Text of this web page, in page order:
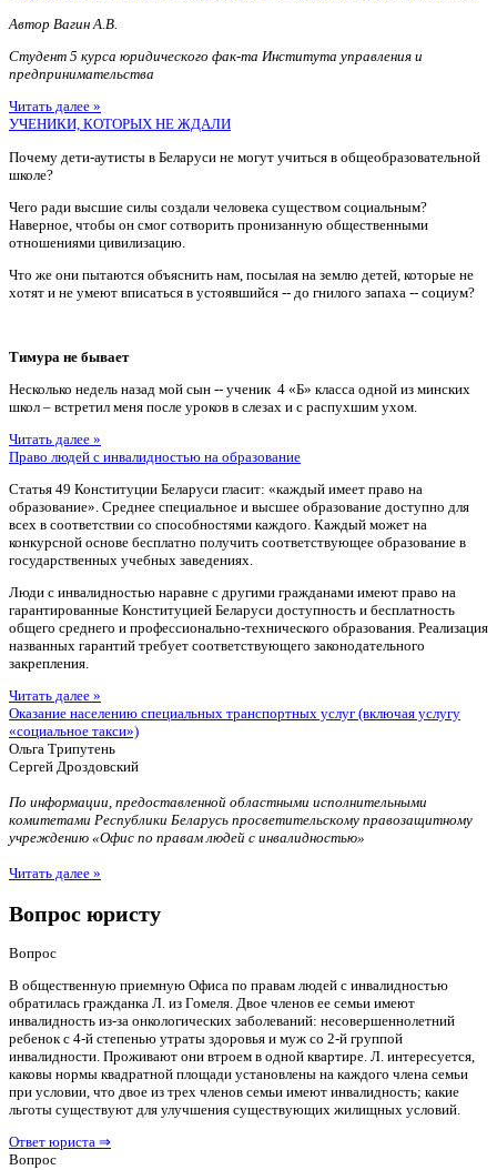
Автор Вагин А.В.
Студент 5 курса юридического фак-та Института управления и
предпринимательства
Читать далее »
УЧЕНИКИ, КОТОРЫХ НЕ ЖДАЛИ
Почему дети-аутисты в Беларуси не могут учиться в общеобразовательной
школе?
Чего ради высшие силы создали человека существом социальным?
Наверное, чтобы он смог сотворить пронизанную общественными
отношениями цивилизацию.
Что же они пытаются объяснить нам, посылая на землю детей, которые не
хотят и не умеют вписаться в устоявшийся -- до гнилого запаха -- социум?
Тимура не бывает
Несколько недель назад мой сын -- ученик 4 «Б» класса одной из минских
школ – встретил меня после уроков в слезах и с распухшим ухом.
Читать далее »
Право людей с инвалидностью на образование
Статья 49 Конституции Беларуси гласит: «каждый имеет право на
образование». Среднее специальное и высшее образование доступно для
всех в соответствии со способностями каждого. Каждый может на
конкурсной основе бесплатно получить соответствующее образование в
государственных учебных заведениях.
Люди с инвалидностью наравне с другими гражданами имеют право на
гарантированные Конституцией Беларуси доступность и бесплатность
общего среднего и профессионально-технического образования. Реализация
названных гарантий требует соответствующего законодательного
закрепления.
Читать далее »
Оказание населению специальных транспортных услуг (включая услугу
«социальное такси»)
Ольга Трипутень
Сергей Дроздовский
По информации, предоставленной областными исполнительными
комитетами Республики Беларусь просветительскому правозащитному
учреждению «Офис по правам людей с инвалидностью»
Читать далее »
Вопрос юристу
Вопрос
В общественную приемную Офиса по правам людей с инвалидностью
обратилась гражданка Л. из Гомеля. Двое членов ее семьи имеют
инвалидность из-за онкологических заболеваний: несовершеннолетний
ребенок с 4-й степенью утраты здоровья и муж со 2-й группой
инвалидности. Проживают они втроем в одной квартире. Л. интересуется,
каковы нормы квадратной площади установлены на каждого члена семьи
при условии, что двое из трех членов семьи имеют инвалидность; какие
льготы существуют для улучшения существующих жилищных условий.
Ответ юриста ⇒
Вопрос